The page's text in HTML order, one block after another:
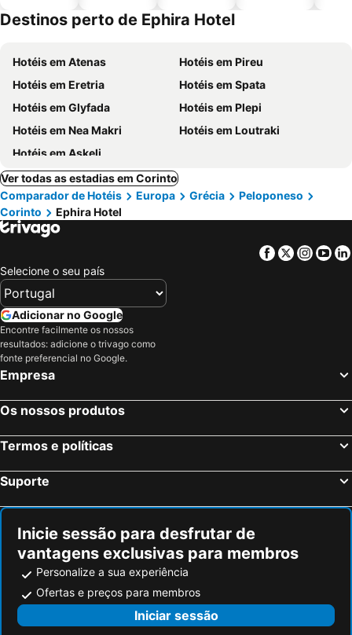
Destinos perto de Ephira Hotel
Hotéis em Atenas
Hotéis em Pireu
Hotéis em Eretria
Hotéis em Spata
Hotéis em Glyfada
Hotéis em Plepi
Hotéis em Nea Makri
Hotéis em Loutraki
Hotéis em Askeli
Ver todas as estadias em Corinto
Comparador de Hotéis
Europa Grécia
Peloponeso
Corinto
Ephira Hotel
Facebook
Twitter
Selecione o seu país
Adicionar no Google
Encontre facilmente os nossos
resultados: adicione o trivago como
fonte preferencial no Google.
Empresa
Os nossos produtos
Termos e políticas
Suporte
Inicie sessão para desfrutar de
vantagens exclusivas para membros
Personalize a sua experiência
Ofertas e preços para membros
Iniciar sessão